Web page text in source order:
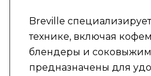
Breville
технике, включая
блендеры и
предназначены для